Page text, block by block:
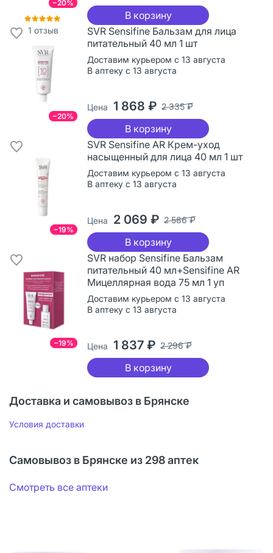
−20%
1 отзыв
В корзину
−20%
SVR Sensifine Бальзам для лица
питательный 40 мл 1 шт
Доставим курьером с 13 августа
В аптеку с 13 августа
Цена 1 868 ₽ 2 335 ₽
В корзину
−19%
SVR Sensifine AR Крем-уход
насыщенный для лица 40 мл 1 шт
Доставим курьером с 13 августа
В аптеку с 13 августа
Цена 2 069 ₽ 2 586 ₽
В корзину
−19%
SVR набор Sensifine Бальзам
питательный 40 мл+Sensifine AR
Мицеллярная вода 75 мл 1 уп
Доставим курьером с 13 августа
В аптеку с 13 августа
Цена 1 837 ₽ 2 296 ₽
В корзину
Доставка и самовывоз в Брянске
Условия доставки
Самовывоз в Брянске из 298 аптек
Смотреть все аптеки